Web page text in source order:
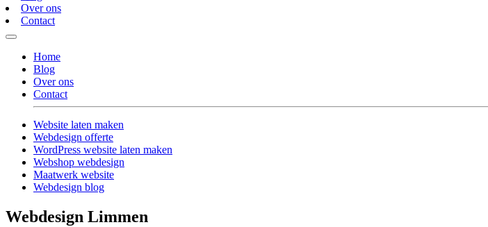
Over ons
Contact
Home
Blog
Over ons
Contact
Website laten maken
Webdesign offerte
WordPress website laten maken
Webshop webdesign
Maatwerk website
Webdesign blog
Webdesign Limmen